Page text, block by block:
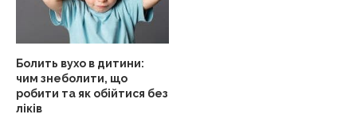
Болить вухо в дитини:
чим знеболити, що
робити та як обійтися без
ліків